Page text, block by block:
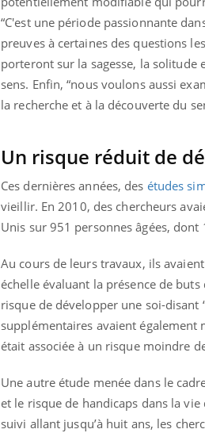
“C'est une période passionnante
preuves à certaines des questions
porteront sur la sagesse, la solitude
sens. Enfin, “nous voulons aussi
la recherche et à la découverte du
Un risque réduit de
Ces dernières années, des études
vieillir. En 2010, des chercheurs
Unis sur 951 personnes âgées,
Au cours de leurs travaux, ils
échelle évaluant la présence de
risque de développer une soi-disant
supplémentaires avaient également
était associée à un risque moindre
Une autre étude menée dans le
et le risque de handicaps dans la
suivi allant jusqu’à huit ans, les